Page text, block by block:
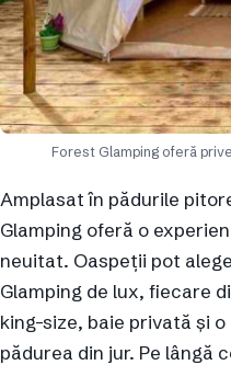
Forest Glamping oferă
Amplasat în pădurile
Glamping oferă o
neuitat. Oaspeții pot
Glamping de lux, fiecare
king-size, baie privată și
pădurea din jur. Pe lângă